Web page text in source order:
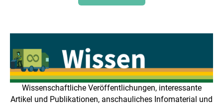
Wissenschaftliche Veröffentlichungen, interessante
Artikel und Publikationen, anschauliches Infomaterial und